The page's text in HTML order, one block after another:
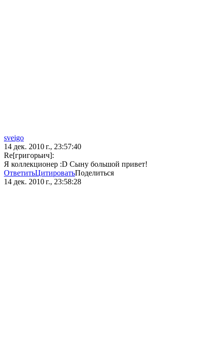
sveigo
14 дек. 2010 г., 23:57:40
Re[григорьич]:
Я коллекционер :D Сыну большой привет!
ОтветитьЦитироватьПоделиться
14 дек. 2010 г., 23:58:28